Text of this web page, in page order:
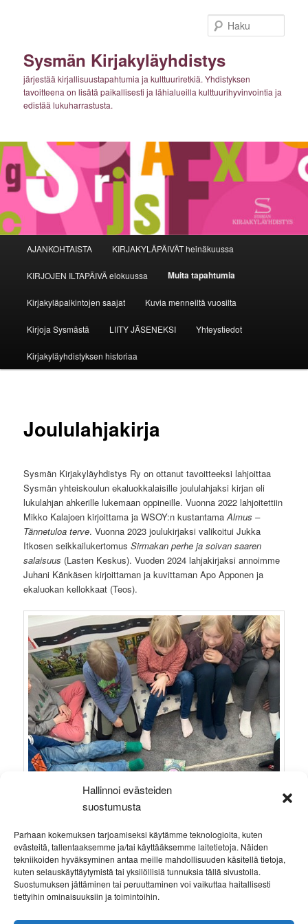
Hallinnoi evästeiden
suostumusta
Parhaan kokemuksen tarjoamiseksi käytämme teknologioita, kuten
evästeitä, tallentaaksemme ja/tai käyttääksemme laitetietoja. Näiden
tekniikoiden hyväksyminen antaa meille mahdollisuuden käsitellä tietoja,
kuten selauskäyttäytymistä tai yksilöllisiä tunnuksia tällä sivustolla.
Suostumuksen jättäminen tai peruuttaminen voi vaikuttaa haitallisesti
tiettyihin ominaisuuksiin ja toimintoihin.
Sysmän Kirjakyläyhdistys
järjestää kirjallisuustapahtumia ja kulttuuriretkiä. Yhdistyksen
tavoitteena on lisätä paikallisesti ja lähialueilla kulttuurihyvinvointia ja
edistää lukuharrastusta.
AJANKOHTAISTA KIRJAKYLÄPÄIVÄT heinäkuussa
KIRJOJEN ILTAPÄIVÄ elokuussa Muita tapahtumia
Kirjakyläpalkintojen saajat Kuvia menneiltä vuosilta
Kirjoja Sysmästä LIITY JÄSENEKSI Yhteystiedot
Kirjakyläyhdistyksen historiaa
Joululahjakirja
Sysmän Kirjakyläyhdistys Ry on ottanut tavoitteeksi lahjoittaa
Sysmän yhteiskoulun ekaluokkalaisille joululahjaksi kirjan eli
lukulahjan ahkerille lukemaan oppineille. Vuonna 2022 lahjoitettiin
Mikko Kalajoen kirjoittama ja WSOY:n kustantamaAlmus –
Tännetuloa terve. Vuonna 2023 joulukirjaksi valikoitui Jukka
Itkosen seikkailukertomusSirmakan perhe ja soivan saaren
salaisuus (Lasten Keskus). Vuoden 2024 lahjakirjaksi annoimme
Juhani Känkäsen kirjoittaman ja kuvittaman Apo Apponen ja
ekaluokan kellokkaat (Teos).